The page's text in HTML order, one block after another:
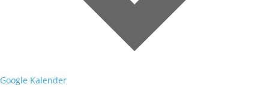
Google Kalender